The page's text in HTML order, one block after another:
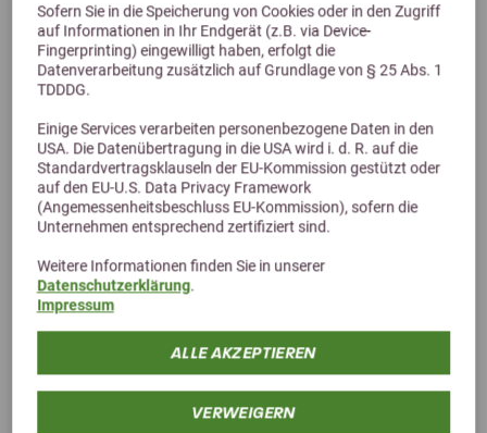
Sofern Sie in die Speicherung von Cookies oder in den Zugriff
auf Informationen in Ihr Endgerät (z.B. via Device-
Fingerprinting) eingewilligt haben, erfolgt die
Datenverarbeitung zusätzlich auf Grundlage von § 25 Abs. 1
TDDDG.
Einige Services verarbeiten personenbezogene Daten in den
USA. Die Datenübertragung in die USA wird i. d. R. auf die
Standardvertragsklauseln der EU-Kommission gestützt oder
auf den EU-U.S. Data Privacy Framework
(Angemessenheitsbeschluss EU-Kommission), sofern die
Unternehmen entsprechend zertifiziert sind.
Weitere Informationen finden Sie in unserer
Datenschutzerklärung.
Impressum
ALLE AKZEPTIEREN
VERWEIGERN
fellschön Fellwechselhelfer recycelt
ab 26,10 €